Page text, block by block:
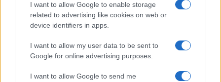
I want to allow Google to enable storage
related to advertising like cookies on web or
device identifiers in apps.
I want to allow my user data to be sent to
Google for online advertising purposes.
I want to allow Google to send me
attraverso lanormalizzazione dei rapporti con
Israelee l’adesione agli Accordi Abramo. Durante
il leader siriano ha espresso interesse a
unirsi agliAccordi Abramo– a determinate
condizioni – e a soddisfare le richieste di